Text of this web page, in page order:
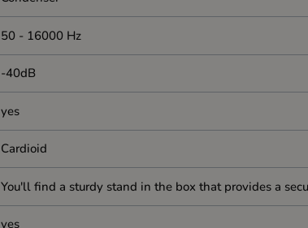
50 - 16000 Hz
-40dB
yes
Cardioid
You'll find a sturdy stand in the box that provides a
yes